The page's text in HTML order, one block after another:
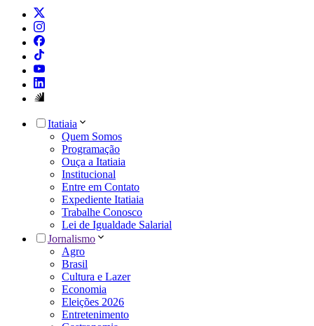
Itatiaia
Quem Somos
Programação
Ouça a Itatiaia
Institucional
Entre em Contato
Expediente Itatiaia
Trabalhe Conosco
Lei de Igualdade Salarial
Jornalismo
Agro
Brasil
Cultura e Lazer
Economia
Eleições 2026
Entretenimento